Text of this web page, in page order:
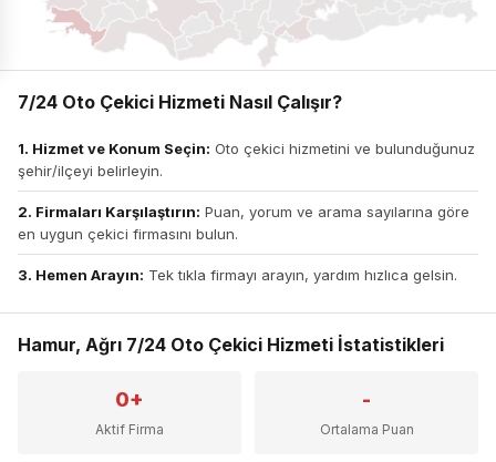
7/24 Oto Çekici Hizmeti Nasıl Çalışır?
1. Hizmet ve Konum Seçin: Oto çekici hizmetini ve bulunduğunuz
şehir/ilçeyi belirleyin.
2. Firmaları Karşılaştırın: Puan, yorum ve arama sayılarına göre
en uygun çekici firmasını bulun.
3. Hemen Arayın: Tek tıkla firmayı arayın, yardım hızlıca gelsin.
Hamur, Ağrı 7/24 Oto Çekici Hizmeti İstatistikleri
0+
Aktif Firma
-
Ortalama Puan